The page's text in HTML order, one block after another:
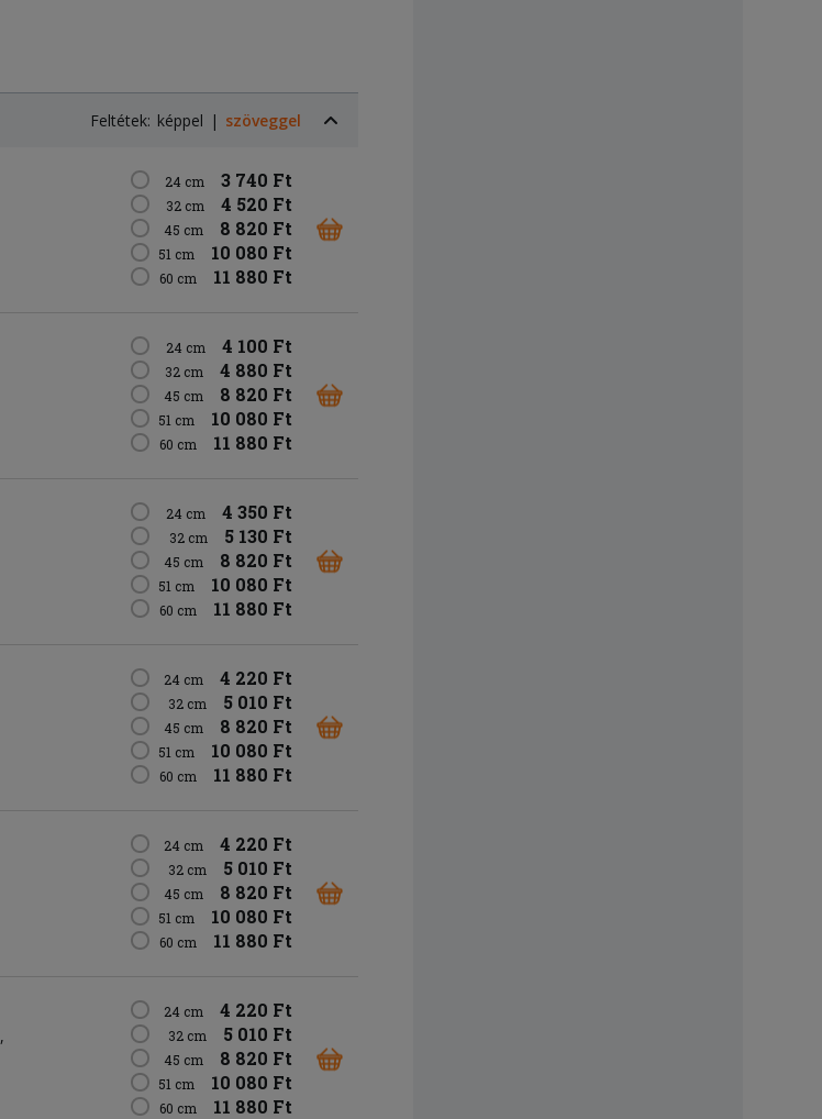
Feltétek: képpel szöveggel
24 cm 3 740 Ft
32 cm 4 520 Ft
45 cm 8 820 Ft
51 cm 10 080 Ft
60 cm 11 880 Ft
24 cm 4 100 Ft
32 cm 4 880 Ft
45 cm 8 820 Ft
51 cm 10 080 Ft
60 cm 11 880 Ft
24 cm 4 350 Ft
32 cm 5 130 Ft
45 cm 8 820 Ft
51 cm 10 080 Ft
60 cm 11 880 Ft
24 cm 4 220 Ft
32 cm 5 010 Ft
45 cm 8 820 Ft
51 cm 10 080 Ft
60 cm 11 880 Ft
24 cm 4 220 Ft
32 cm 5 010 Ft
45 cm 8 820 Ft
51 cm 10 080 Ft
60 cm 11 880 Ft
24 cm 4 220 Ft
32 cm 5 010 Ft
45 cm 8 820 Ft
51 cm 10 080 Ft
60 cm 11 880 Ft